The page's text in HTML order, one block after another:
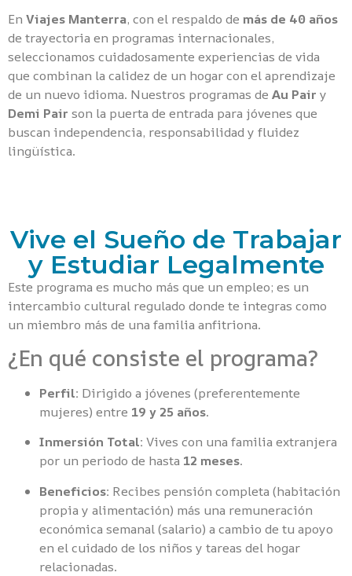
EnViajes Manterra, con el respaldo de más de 40 años
de trayectoria en programas internacionales,
seleccionamos cuidadosamente experiencias de vida
que combinan la calidez de un hogar con el aprendizaje
de un nuevo idioma. Nuestros programas de Au Pair y
Demi Pair son la puerta de entrada para jóvenes que
buscan independencia, responsabilidad y fluidez
lingüística.
Vive el Sueño de Trabajar
y Estudiar Legalmente
Este programa es mucho más que un empleo; es un
intercambio cultural regulado donde te integras como
un miembro más de una familia anfitriona.
¿En qué consiste el programa?
Perfil: Dirigido a jóvenes (preferentemente
mujeres) entre 19 y 25 años.
Inmersión Total: Vives con una familia extranjera
por un periodo de hasta 12 meses.
Beneficios: Recibes pensión completa (habitación
propia y alimentación) más una remuneración
económica semanal (salario) a cambio de tu apoyo
en el cuidado de los niños y tareas del hogar
relacionadas.